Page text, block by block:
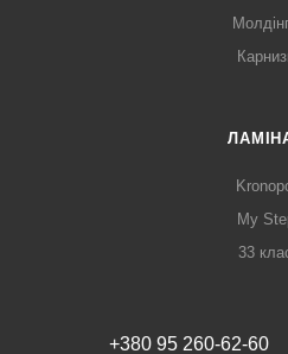
My
33
+380 95 260-62-60